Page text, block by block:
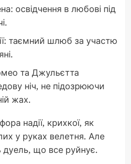
освідчення в любові під
таємний шлюб за участю
та Джульєтта
ніч, не підозрюючи
жах.
надії, крихкої, як
у руках велетня. Але
дуель, що все руйнує.